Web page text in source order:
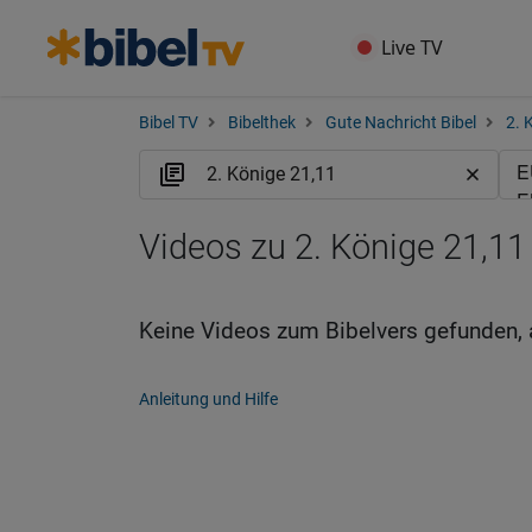
Live TV
Bibel TV Bibelthek Gute Nachricht Bibel 2.
Videos zu 2. Könige
Keine Videos zum Bibelvers
Anleitung und Hilfe